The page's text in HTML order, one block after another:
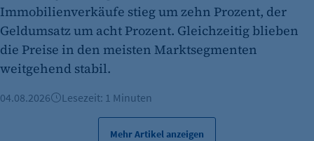
Es erlaubt eTracker Cookies zu setzen.
Cookie Laufzeit:
480 Tage
etracker Analytics
Name:
isSdEnabled
Immobilienverkäufe stieg um zehn Prozent, der
Geldumsatz um acht Prozent. Gleichzeitig blieben
die Preise in den meisten Marktsegmenten
weitgehend stabil.
04.08.2026 Lesezeit: 1 Minuten
Mehr Artikel anzeigen